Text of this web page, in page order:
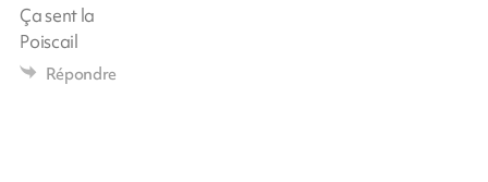
Ça sent la
Poiscail
Répondre